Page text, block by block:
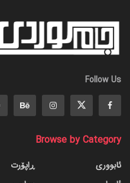
Follow Us
Browse by Category
ئابووری
ڕاپۆرت